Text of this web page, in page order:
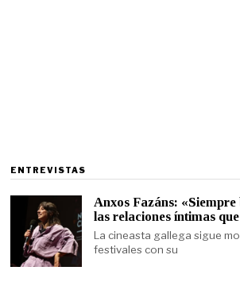
ENTREVISTAS
Anxos Fazáns:
las relaciones íntimas
La cineasta gallega sigue
festivales con su